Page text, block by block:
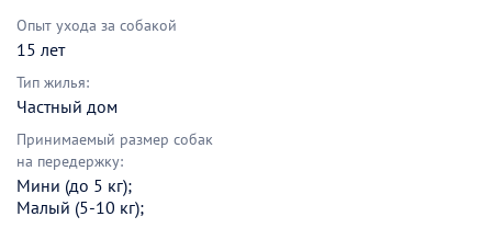
Опыт ухода за собакой
15 лет
Тип жилья:
Частный дом
Принимаемый размер собак
на передержку:
Мини (до 5 кг);
Малый (5-10 кг);